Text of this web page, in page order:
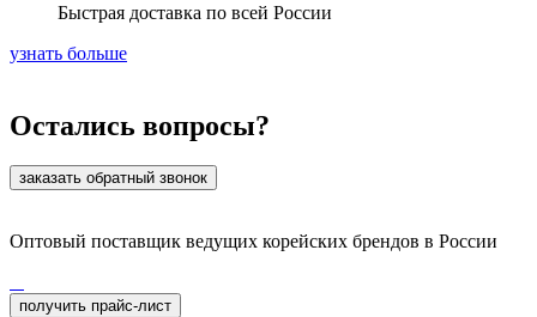
Быстрая доставка по всей России
узнать больше
Остались вопросы?
заказать обратный звонок
Оптовый поставщик ведущих корейских брендов в России
получить прайс-лист